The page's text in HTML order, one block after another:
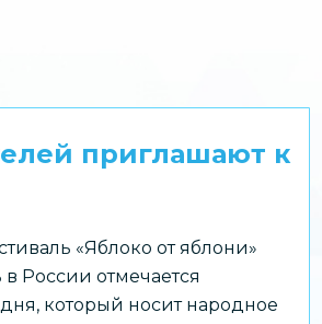
приглашают к
«Яблоко от яблони»
в России отмечается
который носит народное